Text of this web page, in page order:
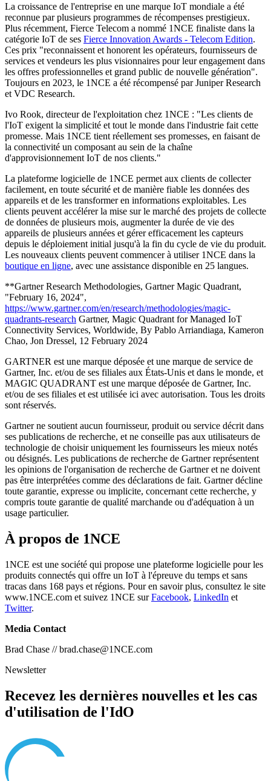
La croissance de l'entreprise en une marque IoT mondiale a été
reconnue par plusieurs programmes de récompenses prestigieux.
Plus récemment, Fierce Telecom a nommé 1NCE finaliste dans la
catégorie IoT de ses Fierce Innovation Awards - Telecom Edition.
Ces prix "reconnaissent et honorent les opérateurs, fournisseurs de
services et vendeurs les plus visionnaires pour leur engagement dans
les offres professionnelles et grand public de nouvelle génération".
Toujours en 2023, le 1NCE a été récompensé par Juniper Research
et VDC Research.
Ivo Rook, directeur de l'exploitation chez 1NCE : "Les clients de
l'IoT exigent la simplicité et tout le monde dans l'industrie fait cette
promesse. Mais 1NCE tient réellement ses promesses, en faisant de
la connectivité un composant au sein de la chaîne
d'approvisionnement IoT de nos clients."
La plateforme logicielle de 1NCE permet aux clients de collecter
facilement, en toute sécurité et de manière fiable les données des
appareils et de les transformer en informations exploitables. Les
clients peuvent accélérer la mise sur le marché des projets de collecte
de données de plusieurs mois, augmenter la durée de vie des
appareils de plusieurs années et gérer efficacement les capteurs
depuis le déploiement initial jusqu'à la fin du cycle de vie du produit.
Les nouveaux clients peuvent commencer à utiliser 1NCE dans la
boutique en ligne, avec une assistance disponible en 25 langues.
**Gartner Research Methodologies, Gartner Magic Quadrant,
"February 16, 2024",
https://www.gartner.com/en/research/methodologies/magic-
quadrants-research Gartner, Magic Quadrant for Managed IoT
Connectivity Services, Worldwide, By Pablo Arriandiaga, Kameron
Chao, Jon Dressel, 12 February 2024
GARTNER est une marque déposée et une marque de service de
Gartner, Inc. et/ou de ses filiales aux États-Unis et dans le monde, et
MAGIC QUADRANT est une marque déposée de Gartner, Inc.
et/ou de ses filiales et est utilisée ici avec autorisation. Tous les droits
sont réservés.
Gartner ne soutient aucun fournisseur, produit ou service décrit dans
ses publications de recherche, et ne conseille pas aux utilisateurs de
technologie de choisir uniquement les fournisseurs les mieux notés
ou désignés. Les publications de recherche de Gartner représentent
les opinions de l'organisation de recherche de Gartner et ne doivent
pas être interprétées comme des déclarations de fait. Gartner décline
toute garantie, expresse ou implicite, concernant cette recherche, y
compris toute garantie de qualité marchande ou d'adéquation à un
usage particulier.
À propos de 1NCE
1NCE est une société qui propose une plateforme logicielle pour les
produits connectés qui offre un IoT à l'épreuve du temps et sans
tracas dans 168 pays et régions. Pour en savoir plus, consultez le site
www.1NCE.com et suivez 1NCE surFacebook, LinkedIn et
Twitter.
Media Contact
Brad Chase // brad.chase@1NCE.com
Newsletter
Recevez les dernières nouvelles et les cas
d'utilisation de l'IdO